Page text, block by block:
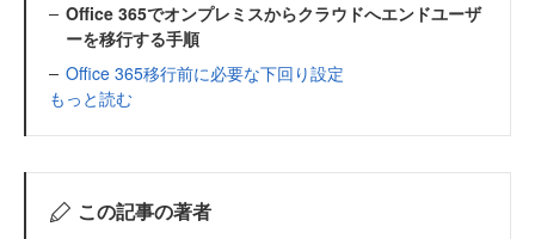
Office 365でオンプレミスからクラウドへエンドユーザ
ーを移行する手順
Office 365移行前に必要な下回り設定
もっと読む
この記事の著者